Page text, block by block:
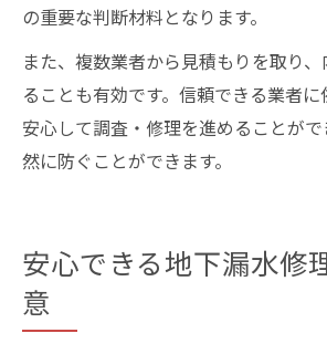
の重要な判断材料となります。
また、複数業者から見積もりを取り
ることも有効です。信頼できる業者に
安心して調査・修理を進めることが
然に防ぐことができます。
安心できる地下漏水修
意